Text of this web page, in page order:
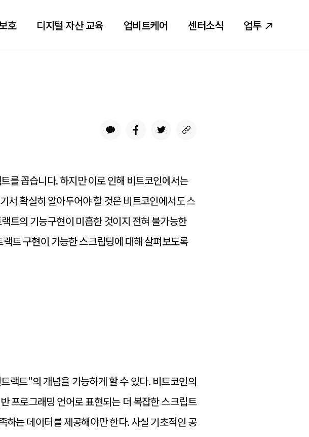
호 디지털 자산 교육 업비트케어 센터소식 업투
를 꼽습니다. 하지만 이로 인해 비트코인에서는
서 확실히 알아두어야 할 것은 비트코인에서도 스
트의 기능구현이 미흡한 것이지 전혀 불가능한
트 구현이 가능한 스크립팅에 대해 살펴보도록
랙트"의 개념을 가능하게 할 수 있다. 비트코인의
프로그래밍 언어로 표현되는 더 복잡한 스크립트
는 데이터를 제공해야만 한다. 사실 기초적인 공